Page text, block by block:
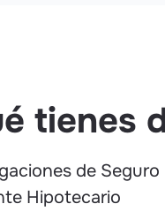
tienes
de
Hipotecario